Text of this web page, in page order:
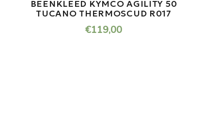
KYMCO AGILITY 50
THERMOSCUD R017
R170